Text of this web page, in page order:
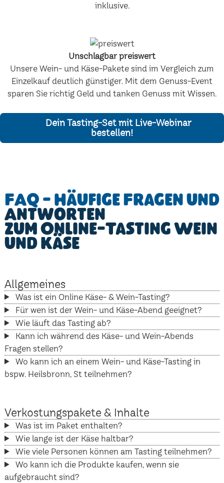
inklusive.
Unschlagbar preiswert
Unsere Wein- und Käse-Pakete sind im Vergleich zum
Einzelkauf deutlich günstiger. Mit dem Genuss-Event
sparen Sie richtig Geld und tanken Genuss mit Wissen.
Dein Tasting-Set mit Live-Webinar
bestellen!
FAQ - Häufige Fragen und
Antworten
zum Online-Tasting Wein
und Käse
Allgemeines
Was ist ein Online Käse- & Wein-Tasting?
Für wen ist der Wein- und Käse-Abend geeignet?
Wie läuft das Tasting ab?
Kann ich während des Käse- und Wein-Abends
Fragen stellen?
Wo kann ich an einem Wein- und Käse-Tasting in
bspw. Heilsbronn, St teilnehmen?
Verkostungspakete & Inhalte
Was ist im Paket enthalten?
Wie lange ist der Käse haltbar?
Wie viele Personen können am Tasting teilnehmen?
Wo kann ich die Produkte kaufen, wenn sie
aufgebraucht sind?